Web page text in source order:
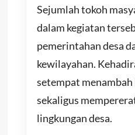
Sejumlah tokoh
dalam kegiatan
pemerintahan desa
kewilayahan.
setempat
sekaligus
lingkungan desa.